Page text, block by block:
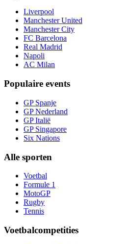
Liverpool
Manchester United
Manchester City
FC Barcelona
Real Madrid
Napoli
AC Milan
Populaire events
GP Spanje
GP Nederland
GP Italië
GP Singapore
Six Nations
Alle sporten
Voetbal
Formule 1
MotoGP
Rugby
Tennis
Voetbalcompetities